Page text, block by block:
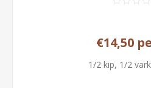
€14,50
1/2 kip, 1/2